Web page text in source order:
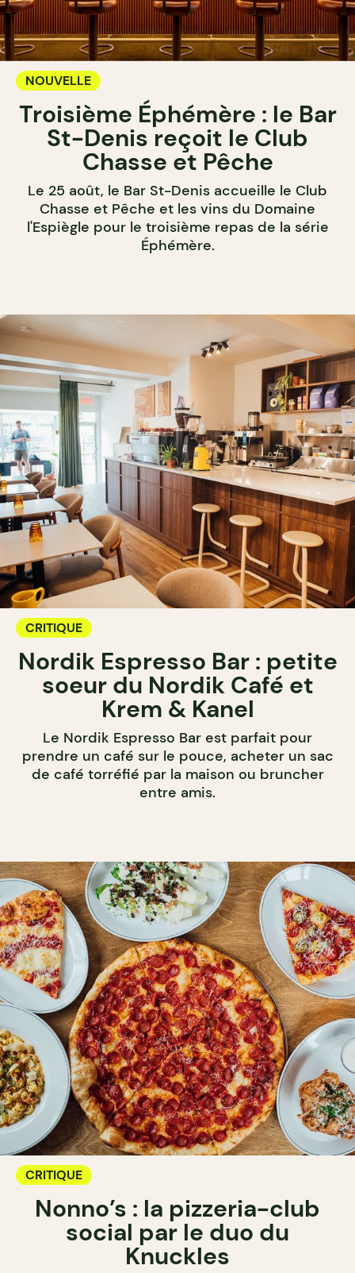
NOUVELLE
Troisième Éphémère : le Bar
St-Denis reçoit le Club
Chasse et Pêche
Le 25 août, le Bar St-Denis accueille le Club
Chasse et Pêche et les vins du Domaine
l'Espiègle pour le troisième repas de la série
Éphémère.
CRITIQUE
Nordik Espresso Bar : petite
soeur du Nordik Café et
Krem & Kanel
Le Nordik Espresso Bar est parfait pour
prendre un café sur le pouce, acheter un sac
de café torréfié par la maison ou bruncher
entre amis.
CRITIQUE
Nonno’s : la pizzeria-club
social par le duo du
Knuckles